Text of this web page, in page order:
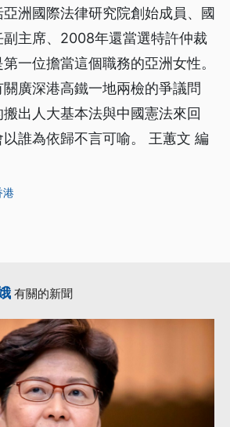
洲國際法律研究院創始成員、國
副主席、2008年還當選特許仲裁
一位擔當這個職務的亞洲女性。
廣深港高鐵一地兩檢的爭議問
出人大基本法與中國憲法來回
誰為依歸不言可喻。 王蕙文 編
港
有關的新聞